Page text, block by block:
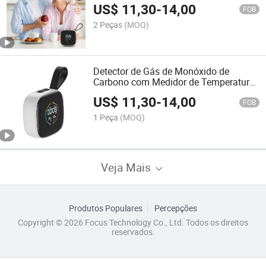
US$ 11,30-14,00 FOB
2 Peças (MOQ)
Detector de Gás de Monóxido de
Carbono com Medidor de Temperatura
e Umidade
US$ 11,30-14,00 FOB
1 Peça (MOQ)
Veja Mais
Produtos Populares
Percepções
Copyright © 2026 Focus Technology Co., Ltd. Todos os direitos
reservados.